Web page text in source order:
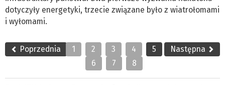
dotyczyły energetyki, trzecie związane było z wiatrołomami
i wyłomami.
Poprzednia 1 2 3 4
5
6
7 8
Następna